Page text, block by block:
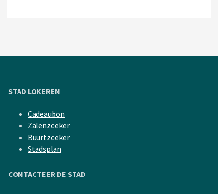
STAD LOKEREN
Cadeaubon
Zalenzoeker
Buurtzoeker
Stadsplan
CONTACTEER DE STAD